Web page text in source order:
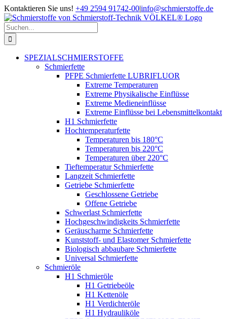
Zum
Inhalt
springen
Kontaktieren Sie uns! +49 2594 91742-00|info@schmierstoffe.de
Suche
nach:
SPEZIALSCHMIERSTOFFE
Schmierfette
PFPE Schmierfette LUBRIFLUOR
Extreme Temperaturen
Extreme Physikalische Einflüsse
Extreme Medieneinflüsse
Extreme Einflüsse bei Lebensmittelkontakt
H1 Schmierfette
Hochtemperaturfette
Temperaturen bis 180°C
Temperaturen bis 220°C
Temperaturen über 220°C
Tieftemperatur Schmierfette
Langzeit Schmierfette
Getriebe Schmierfette
Geschlossene Getriebe
Offene Getriebe
Schwerlast Schmierfette
Hochgeschwindigkeits Schmierfette
Geräuscharme Schmierfette
Kunststoff- und Elastomer Schmierfette
Biologisch abbaubare Schmierfette
Universal Schmierfette
Schmieröle
H1 Schmieröle
H1 Getriebeöle
H1 Kettenöle
H1 Verdichteröle
H1 Hydrauliköle